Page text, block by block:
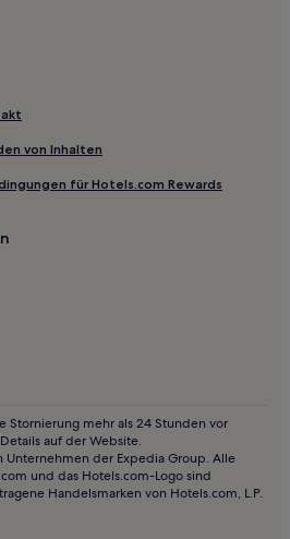
and Carrollton District
Louisiana
Frühstück in Houma
von Inhalten
für Hotels.com Rewards
Stornierung mehr als 24 Stunden vor
auf der Website.
Unternehmen der Expedia Group. Alle
und das Hotels.com-Logo sind
Handelsmarken von Hotels.com, L.P.